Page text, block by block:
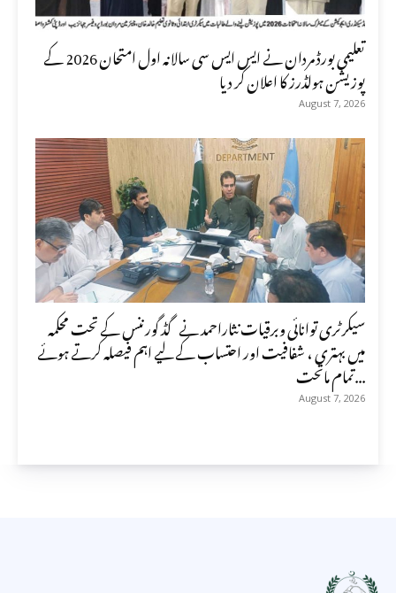
تعلیمی بورڈ مردان نے ایس ایس سی سالانہ اول امتحان 2026 کے
پوزیشن ہولڈرز کا اعلان کر دیا
August 7, 2026
سیکرٹری توانائی وبرقیات نثاراحمد نے گڈ گورننس کے تحت محکمہ
میں بہتری ، شفافیت اور احتساب کے لیے اہم فیصلہ کرتے ہوئے
تمام ماتحت...
August 7, 2026